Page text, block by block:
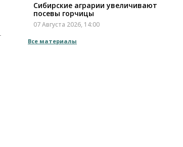
Сибирские аграрии увеличивают
посевы горчицы
07 Августа 2026, 14:00
Власть
Все материалы